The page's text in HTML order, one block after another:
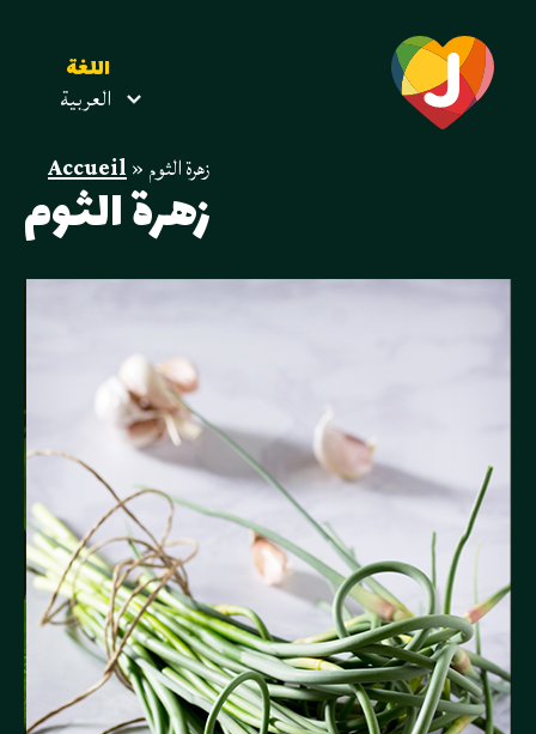
اللغة
العربية
Accueil»زهرة الثوم
زهرة الثوم